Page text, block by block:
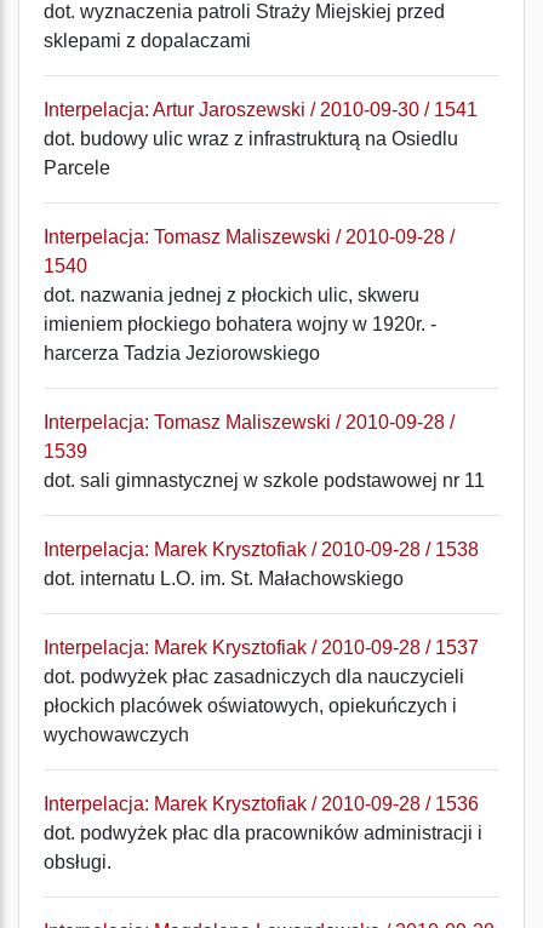
dot. wyznaczenia patroli Straży Miejskiej przed
sklepami z dopalaczami
Interpelacja: Artur Jaroszewski / 2010-09-30 / 1541
dot. budowy ulic wraz z infrastrukturą na Osiedlu
Parcele
Interpelacja: Tomasz Maliszewski / 2010-09-28 /
1540
dot. nazwania jednej z płockich ulic, skweru
imieniem płockiego bohatera wojny w 1920r. -
harcerza Tadzia Jeziorowskiego
Interpelacja: Tomasz Maliszewski / 2010-09-28 /
1539
dot. sali gimnastycznej w szkole podstawowej nr 11
Interpelacja: Marek Krysztofiak / 2010-09-28 / 1538
dot. internatu L.O. im. St. Małachowskiego
Interpelacja: Marek Krysztofiak / 2010-09-28 / 1537
dot. podwyżek płac zasadniczych dla nauczycieli
płockich placówek oświatowych, opiekuńczych i
wychowawczych
Interpelacja: Marek Krysztofiak / 2010-09-28 / 1536
dot. podwyżek płac dla pracowników administracji i
obsługi.